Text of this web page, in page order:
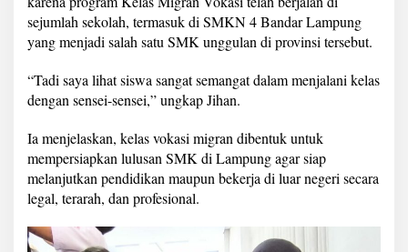
g
i
M
K
4
B
a
n
d
sejumlah sekolah, termasuk di SMKN 4 Bandar Lampung
yang menjadi salah satu SMK unggulan di provinsi tersebut.
“Tadi saya lihat siswa sangat semangat dalam menjalani kelas
dengan sensei-sensei,” ungkap Jihan.
Ia menjelaskan, kelas vokasi migran dibentuk untuk
mempersiapkan lulusan SMK di Lampung agar siap
melanjutkan pendidikan maupun bekerja di luar negeri secara
legal, terarah, dan profesional.